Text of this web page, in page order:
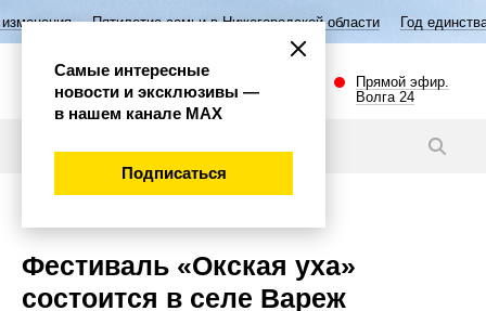
семьи в Нижегородской области Год единства народов России
Прямой эфир.
Волга 24
Фестиваль «Окская уха»
состоится в селе Вареж
Самые интересные
новости и эксклюзивы —
в нашем канале МАХ
Подписаться